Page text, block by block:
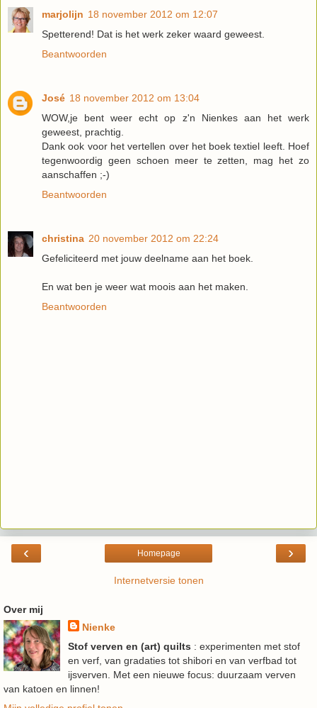
marjolijn 18 november 2012 om 12:07
Spetterend! Dat is het werk zeker waard geweest.
Beantwoorden
José 18 november 2012 om 13:04
WOW,je bent weer echt op z'n Nienkes aan het werk
geweest, prachtig.
Dank ook voor het vertellen over het boek textiel leeft. Hoef
tegenwoordig geen schoen meer te zetten, mag het zo
aanschaffen ;-)
Beantwoorden
christina 20 november 2012 om 22:24
Gefeliciteerd met jouw deelname aan het boek.
En wat ben je weer wat moois aan het maken.
Beantwoorden
‹ ›
Homepage
Internetversie tonen
Over mij
Nienke
Stof verven en (art) quilts : experimenten met stof
en verf, van gradaties tot shibori en van verfbad tot
ijsverven. Met een nieuwe focus: duurzaam verven
van katoen en linnen!